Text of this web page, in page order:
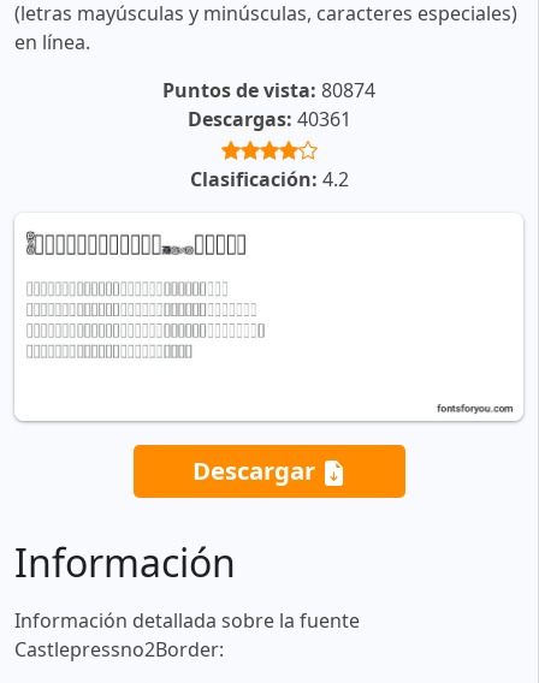
(letras mayúsculas y minúsculas, caracteres especiales)
en línea.
Puntos de vista: 80874
Descargas: 40361
Clasificación: 4.2
Descargar
Información
Información detallada sobre la fuente
Castlepressno2Border: